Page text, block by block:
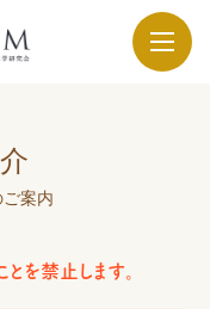
案内
を禁止します。